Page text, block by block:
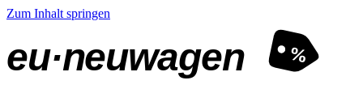
Zum Inhalt springen
eu·neuwagen %